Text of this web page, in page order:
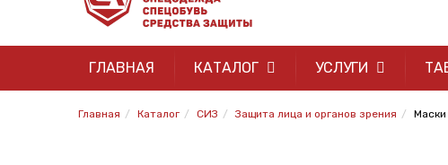
ГЛАВНАЯ КАТАЛОГ УСЛУГИ
Главная Каталог СИЗ Защита лица и органов зрения Маски